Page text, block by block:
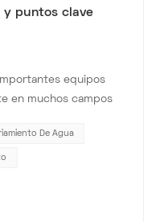
y puntos clave
equipos
en muchos campos
de las torres de
para garantizar su
y los puntos clave de
De Agua